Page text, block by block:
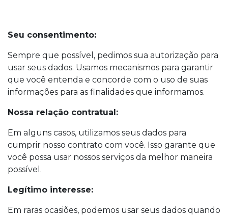
Seu consentimento:
Sempre que possível, pedimos sua autorização para
usar seus dados. Usamos mecanismos para garantir
que você entenda e concorde com o uso de suas
informações para as finalidades que informamos.
Nossa relação contratual:
Em alguns casos, utilizamos seus dados para
cumprir nosso contrato com você. Isso garante que
você possa usar nossos serviços da melhor maneira
possível.
Legítimo interesse:
Em raras ocasiões, podemos usar seus dados quando